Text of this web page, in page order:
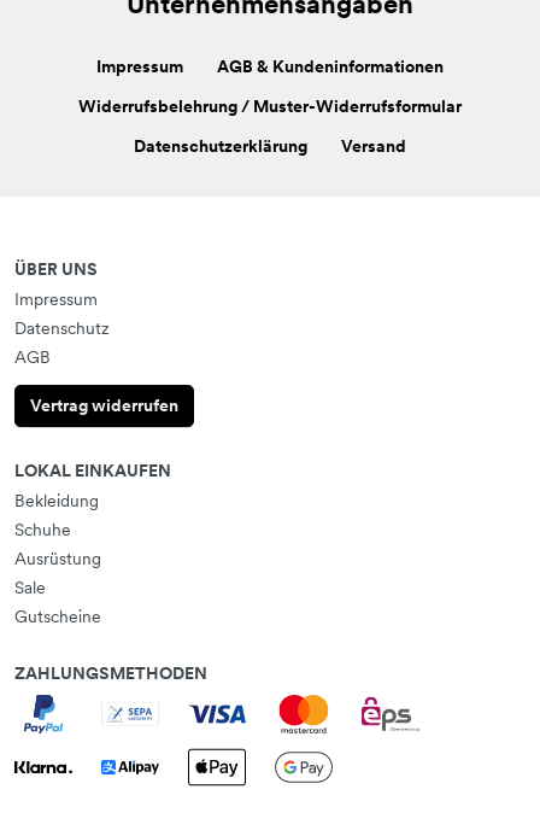
Impressum
AGB & Kundeninformationen
Widerrufsbelehrung / Muster-Widerrufsformular
Datenschutzerklärung
Versand
ÜBER UNS
Impressum
Datenschutz
AGB
Vertrag widerrufen
LOKAL EINKAUFEN
Bekleidung
Schuhe
Ausrüstung
Sale
Gutscheine
ZAHLUNGSMETHODEN